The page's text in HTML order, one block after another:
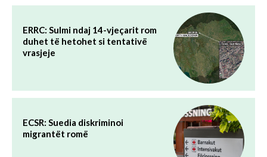
ERRC: Sulmi ndaj 14-vjeçarit rom
duhet të hetohet si tentativë
vrasjeje
ECSR: Suedia diskriminoi
migrantët romë